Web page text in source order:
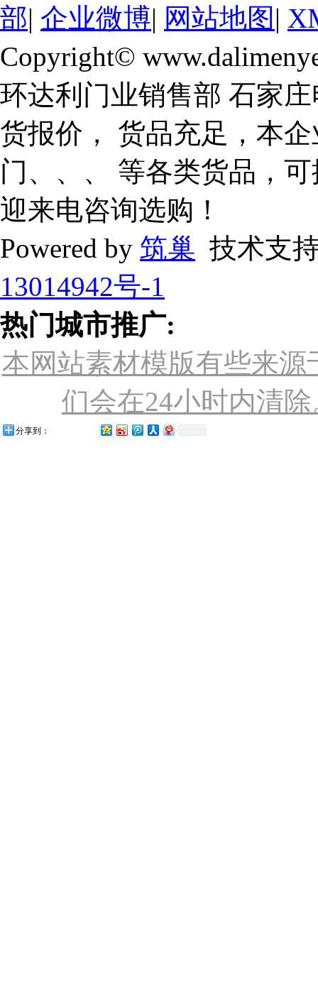
部| 企业微博| 网站地图 |
Copyright©
环达利门业销售部 石家
货报价， 货品充足，本
门、、、 等各类货品，
迎来电咨询选购！
Powered by 筑巢 技术支
13014942号-1
热门城市推广:
本网站素材模版有些来
们会在24小时内清
分享到：